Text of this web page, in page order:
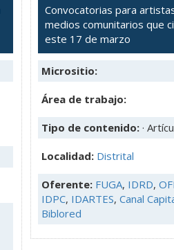
Convocatorias para
medios comunitarios que
este 17 de marzo
Micrositio:
Área de trabajo:
Tipo de contenido: ·
Localidad: Distrital
Oferente: FUGA, IDRD,
IDPC, IDARTES, Canal
Biblored